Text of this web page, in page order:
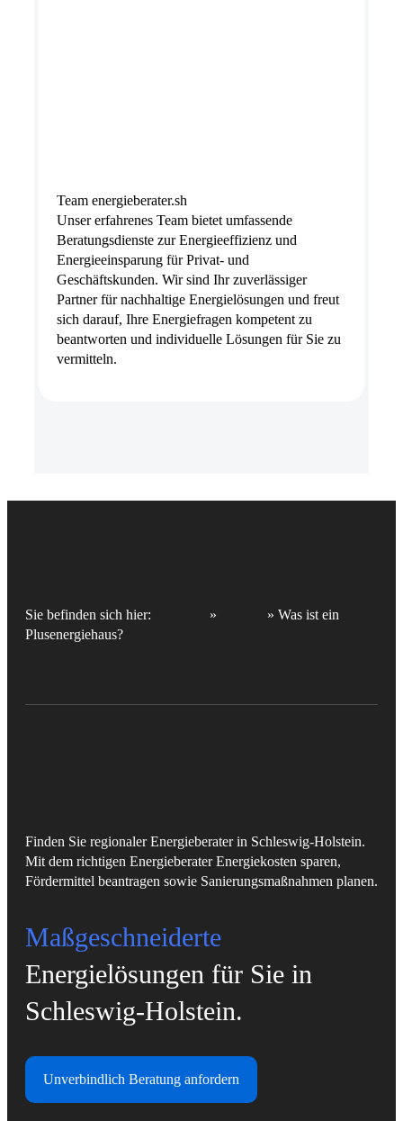
Team energieberater.sh
Unser erfahrenes Team bietet umfassende
Beratungsdienste zur Energieeffizienz und
Energieeinsparung für Privat- und
Geschäftskunden. Wir sind Ihr zuverlässiger
Partner für nachhaltige Energielösungen und freut
sich darauf, Ihre Energiefragen kompetent zu
beantworten und individuelle Lösungen für Sie zu
vermitteln.
Sie befinden sich hier: » » Was ist ein
Plusenergiehaus?
Finden Sie regionaler Energieberater in Schleswig-Holstein.
Mit dem richtigen Energieberater Energiekosten sparen,
Fördermittel beantragen sowie Sanierungsmaßnahmen planen.
Maßgeschneiderte
Energielösungen für Sie in
Schleswig-Holstein.
Unverbindlich Beratung anfordern